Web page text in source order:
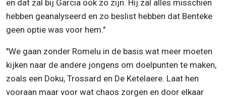
en dat zal bij Garcia ook zo zijn. Hij zal alles misschien
hebben geanalyseerd en zo beslist hebben dat Benteke
geen optie was voor hem."
"We gaan zonder Romelu in de basis wat meer moeten
kijken naar de andere jongens om doelpunten te maken,
zoals een Doku, Trossard en De Ketelaere. Laat hen
vooraan maar voor wat chaos zorgen en door elkaar